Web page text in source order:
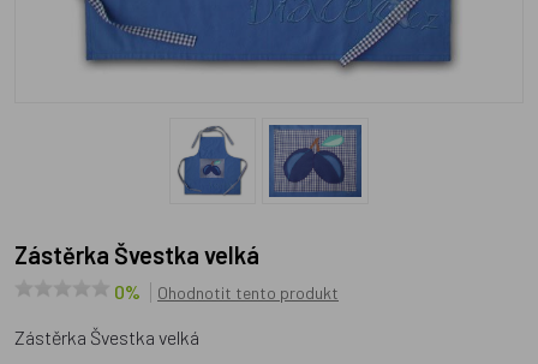
Zástěrka Švestka velká
0% Ohodnotit tento produkt
Zástěrka Švestka velká